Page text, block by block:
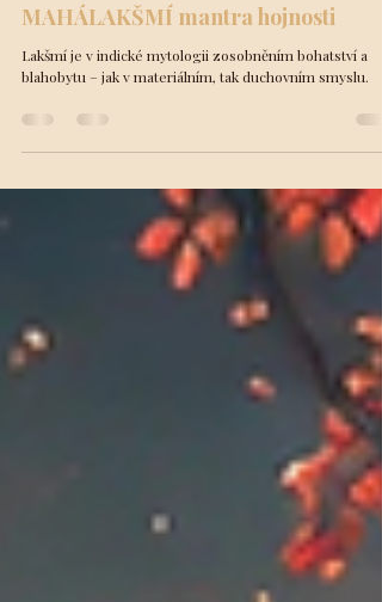
JÓGA A TĚLO
MAHÁLAKŠMÍ mantra hojnosti
blahobytu – jak v materiálním, tak duchovním smyslu.